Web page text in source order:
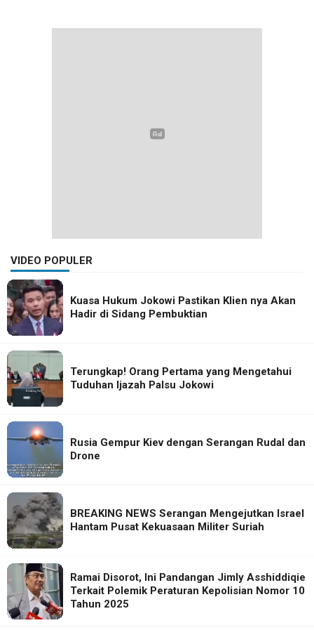
VIDEO POPULER
Kuasa Hukum Jokowi Pastikan Klien nya Akan
Hadir di Sidang Pembuktian
Terungkap! Orang Pertama yang Mengetahui
Tuduhan Ijazah Palsu Jokowi
Rusia Gempur Kiev dengan Serangan Rudal dan
Drone
BREAKING NEWS Serangan Mengejutkan Israel
Hantam Pusat Kekuasaan Militer Suriah
Ramai Disorot, Ini Pandangan Jimly Asshiddiqie
Terkait Polemik Peraturan Kepolisian Nomor 10
Tahun 2025